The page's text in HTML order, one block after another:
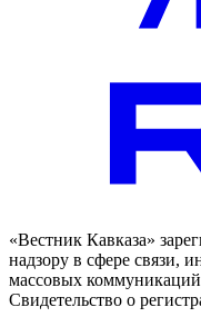
«Вестник Кавказа»
надзору в сфере связи,
массовых коммуникаций
Свидетельство о